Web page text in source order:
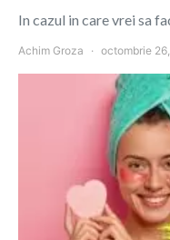
In cazul in care vrei sa
Achim Groza octombrie